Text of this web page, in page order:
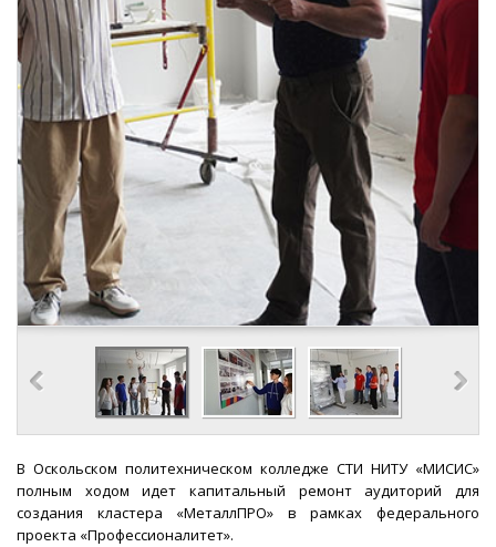
В Оскольском политехническом колледже СТИ НИТУ «МИСИС»
полным ходом идет капитальный ремонт аудиторий для
создания кластера «МеталлПРО» в рамках федерального
проекта «Профессионалитет».